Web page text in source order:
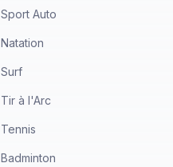
Sport Auto
Natation
Surf
Tir à l'Arc
Tennis
Badminton